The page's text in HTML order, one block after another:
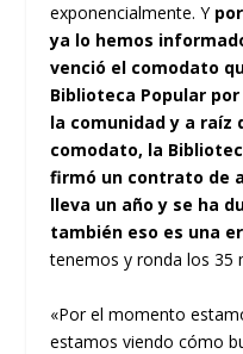
exponencialmente. Y
ya lo hemos
venció el comodato
Biblioteca Popular
la comunidad y a raíz
comodato, la
firmó un contrato de
lleva un año y se ha
también eso es una
tenemos y ronda los 35
«Por el momento
estamos viendo cómo